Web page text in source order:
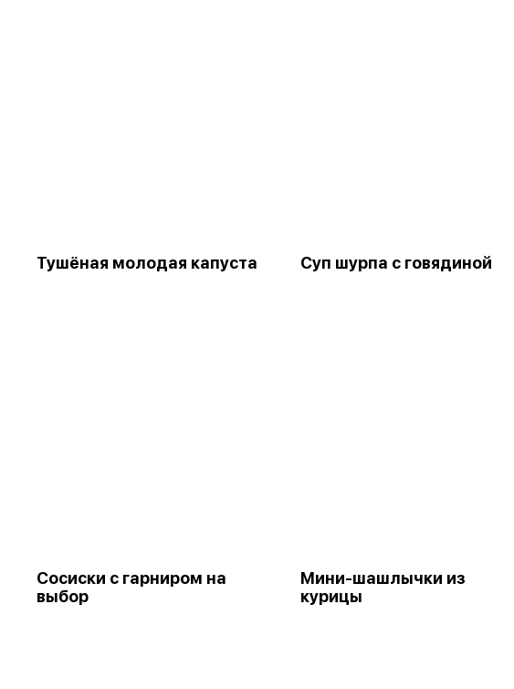
Тушёная молодая капуста Суп шурпа с говядиной
Сосиски с гарниром на
выбор
Мини-шашлычки из
курицы